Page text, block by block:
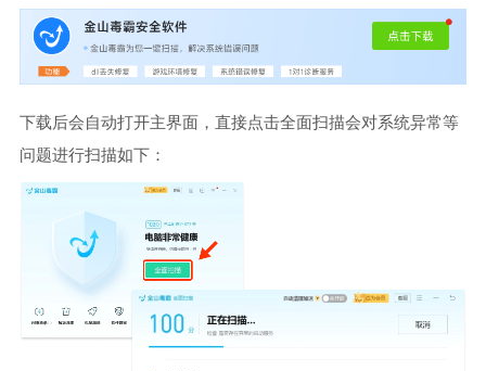
下载后会自动打开主界面，直接点击全面扫描会对系统异常等
问题进行扫描如下：